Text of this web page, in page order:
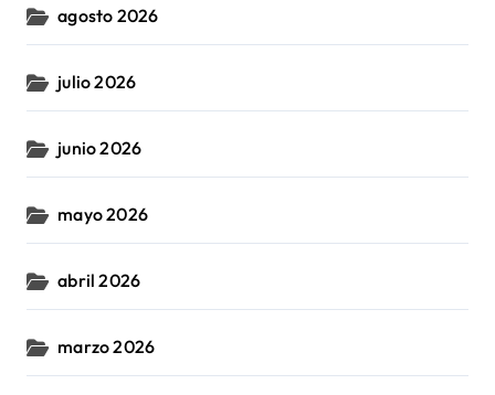
agosto 2026
julio 2026
junio 2026
mayo 2026
abril 2026
marzo 2026